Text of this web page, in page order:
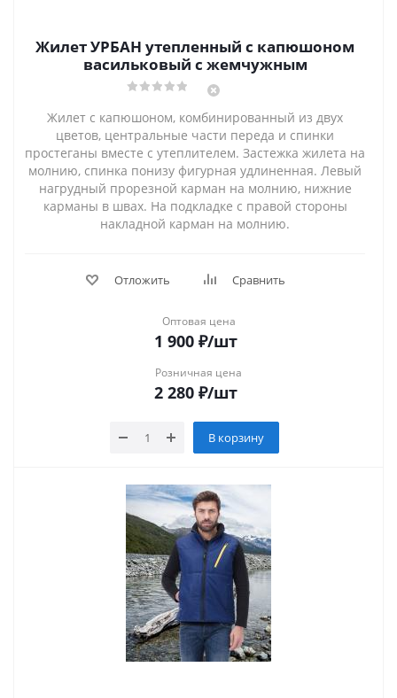
Жилет УРБАН утепленный с капюшоном
васильковый с жемчужным
Жилет с капюшоном, комбинированный из двух
цветов, центральные части переда и спинки
простеганы вместе с утеплителем. Застежка жилета на
молнию, спинка понизу фигурная удлиненная. Левый
нагрудный прорезной карман на молнию, нижние
карманы в швах. На подкладке с правой стороны
накладной карман на молнию.
Отложить Сравнить
Оптовая цена
1 900₽/шт
Розничная цена
2 280₽/шт
В корзину